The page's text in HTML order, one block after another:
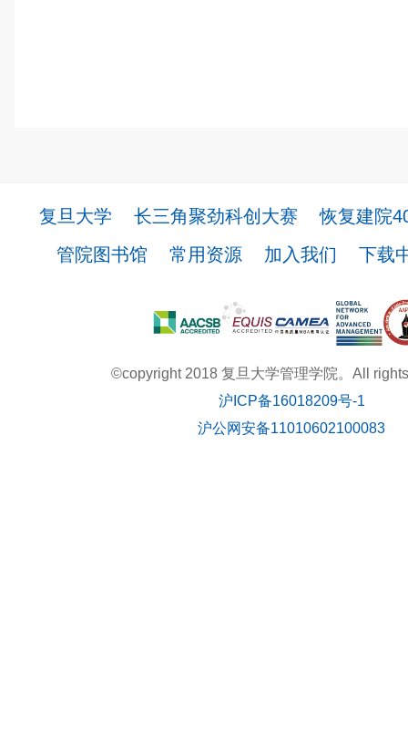
复旦大学 长三角聚劲科创大赛
恢复建院
管院图书馆
常用资源 加入我们 下载
©copyright 2018 复旦大学管理学院。All
沪ICP备16018209号-1
沪公网安备11010602100083